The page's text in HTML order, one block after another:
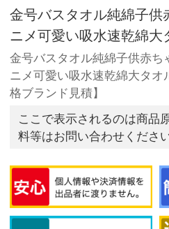
金号バスタオル純綿子供
ニメ可愛い吸水速乾綿
金号バスタオル純綿子供赤
ニメ可愛い吸水速乾綿大タオ
格ブランド見積】
ここで表示されるのは商品
料等はお問い合わせくださ